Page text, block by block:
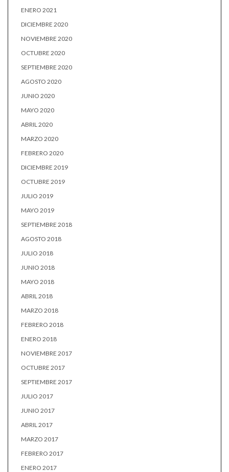
ENERO 2021
DICIEMBRE 2020
NOVIEMBRE 2020
OCTUBRE 2020
SEPTIEMBRE 2020
AGOSTO 2020
JUNIO 2020
MAYO 2020
ABRIL 2020
MARZO 2020
FEBRERO 2020
DICIEMBRE 2019
OCTUBRE 2019
JULIO 2019
MAYO 2019
SEPTIEMBRE 2018
AGOSTO 2018
JULIO 2018
JUNIO 2018
MAYO 2018
ABRIL 2018
MARZO 2018
FEBRERO 2018
ENERO 2018
NOVIEMBRE 2017
OCTUBRE 2017
SEPTIEMBRE 2017
JULIO 2017
JUNIO 2017
ABRIL 2017
MARZO 2017
FEBRERO 2017
ENERO 2017